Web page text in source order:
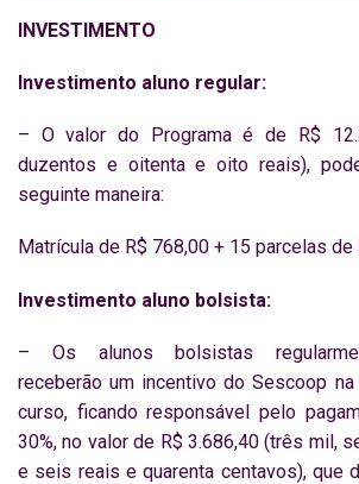
INVESTIMENTO
Investimento aluno regular:
– O valor do Programa é de R$
duzentos e oitenta e oito reais),
seguinte maneira:
Matrícula de R$ 768,00 + 15 parcelas
Investimento aluno bolsista:
– Os alunos bolsistas
receberão um incentivo do Sescoop
curso, ficando responsável pelo
30%, no valor de R$ 3.686,40 (três mil,
e seis reais e quarenta centavos), que